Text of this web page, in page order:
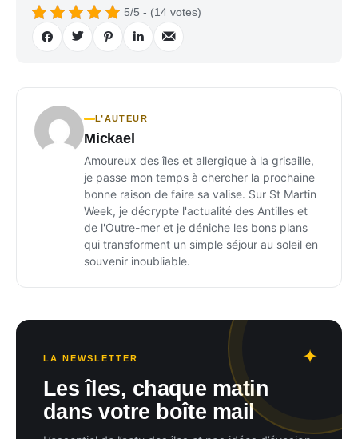
5/5 - (14 votes)
L’AUTEUR
Mickael
Amoureux des îles et allergique à la grisaille,
je passe mon temps à chercher la prochaine
bonne raison de faire sa valise. Sur St Martin
Week, je décrypte l'actualité des Antilles et
de l'Outre-mer et je déniche les bons plans
qui transforment un simple séjour au soleil en
souvenir inoubliable.
LA NEWSLETTER
Les îles, chaque matin
dans votre boîte mail